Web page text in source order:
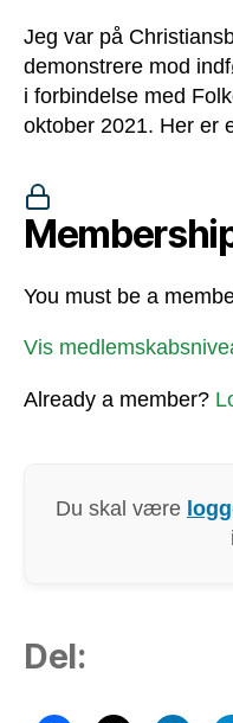
Jeg var på
demonstrere mod
i forbindelse med
oktober 2021. Her er
You must be a
Vis
Already a member?
Du skal være
Del: